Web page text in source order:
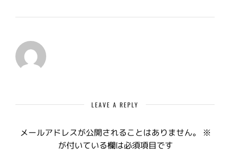
LEAVE A REPLY
メールアドレスが公開されることはありません。
※
が付いている欄は必須項目です